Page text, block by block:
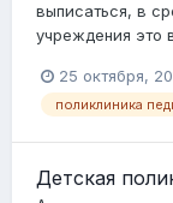
выписаться, в
учреждения это
25 октября,
поликлиника
Детская